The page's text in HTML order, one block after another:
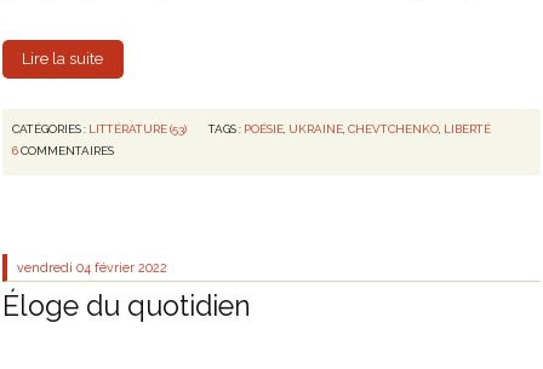
Lire la suite
CATÉGORIES : LITTÉRATURE (53) TAGS : POÉSIE UKRAINE ,CHEVTCHENKO LIBERTÉ
6COMMENTAIRES
vendredi 04 février 2022
Éloge du quotidien